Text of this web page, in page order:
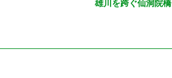
雄川を跨ぐ仙洞院橋